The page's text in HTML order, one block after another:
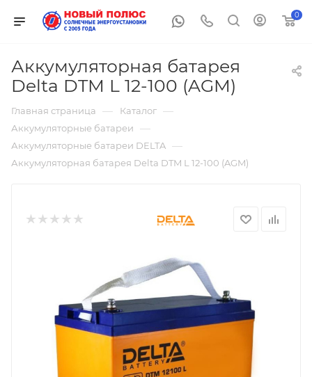
0
Аккумуляторная батарея
Delta DTM L 12-100 (AGM)
Главная страница — Каталог —
Аккумуляторные батареи —
Аккумуляторные батареи DELTA —
Аккумуляторная батарея Delta DTM L 12-100 (AGM)